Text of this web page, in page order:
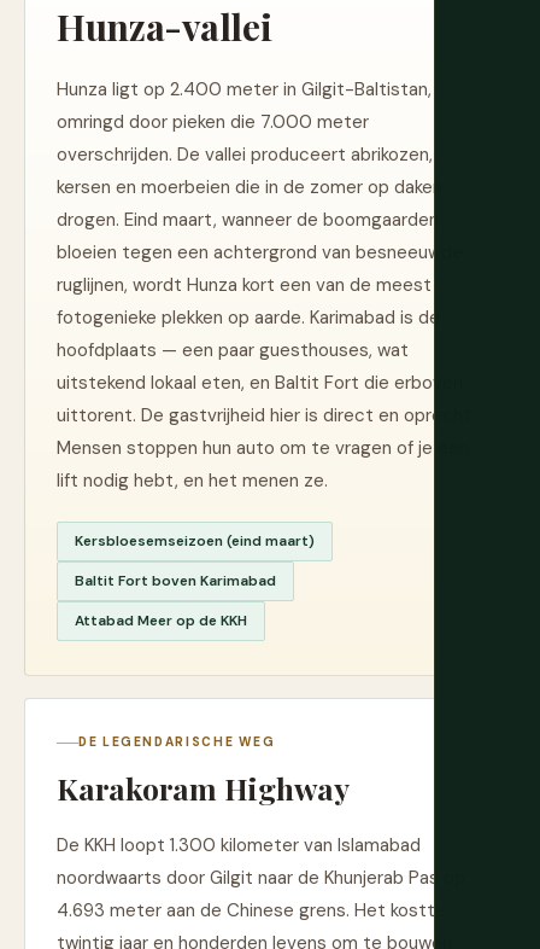
Hunza-vallei
Hunza ligt op 2.400 meter in Gilgit-Baltistan,
omringd door pieken die 7.000 meter
overschrijden. De vallei produceert abrikozen,
kersen en moerbeien die in de zomer op daken
drogen. Eind maart, wanneer de boomgaarden
bloeien tegen een achtergrond van besneeuwde
ruglijnen, wordt Hunza kort een van de meest
fotogenieke plekken op aarde. Karimabad is de
hoofdplaats — een paar guesthouses, wat
uitstekend lokaal eten, en Baltit Fort die erboven
uittorent. De gastvrijheid hier is direct en oprecht.
Mensen stoppen hun auto om te vragen of je een
lift nodig hebt, en het menen ze.
Kersbloesemseizoen (eind maart)
Baltit Fort boven Karimabad
Attabad Meer op de KKH
DE LEGENDARISCHE WEG
Karakoram Highway
De KKH loopt 1.300 kilometer van Islamabad
noordwaarts door Gilgit naar de Khunjerab Pas op
4.693 meter aan de Chinese grens. Het kostte
twintig jaar en honderden levens om te bouwen.